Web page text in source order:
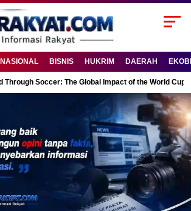
NASIONAL BISNIS HUKRIM DAERAH
Through Soccer: The Global Impact of the World Cup